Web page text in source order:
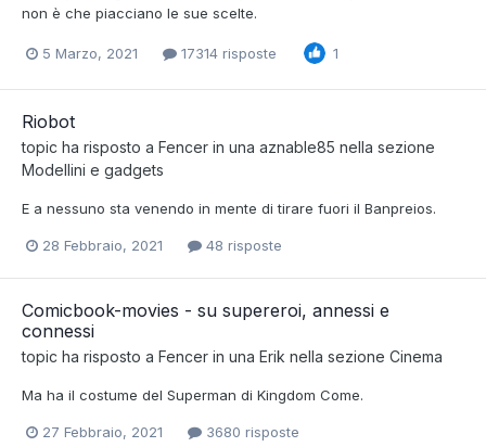
non è che piacciano le sue scelte.
5 Marzo, 2021 17314 risposte 1
Riobot
topic ha risposto a Fencer in una aznable85 nella sezione
Modellini e gadgets
E a nessuno sta venendo in mente di tirare fuori il Banpreios.
28 Febbraio, 2021 48 risposte
Comicbook-movies - su supereroi, annessi e
connessi
topic ha risposto a Fencer in una Erik nella sezione Cinema
Ma ha il costume del Superman di Kingdom Come.
27 Febbraio, 2021 3680 risposte